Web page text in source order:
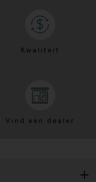
Kwaliteit
Vind een dealer